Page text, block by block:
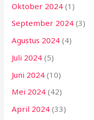
Oktober 2024 (1)
September 2024 (3)
Agustus 2024 (4)
Juli 2024 (5)
Juni 2024 (10)
Mei 2024 (42)
April 2024 (33)